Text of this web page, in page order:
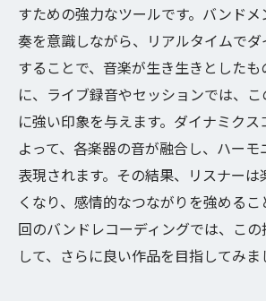
すための強力なツールです。バンド
奏を意識しながら、リアルタイムで
することで、音楽が生き生きとした
に、ライブ録音やセッションでは、
に強い印象を与えます。ダイナミク
よって、各楽器の音が融合し、ハーモ
表現されます。その結果、リスナー
くなり、感情的なつながりを強める
回のバンドレコーディングでは、こ
して、さらに良い作品を目指してみま